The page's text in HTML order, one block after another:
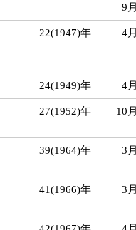
9月
22(1947)年 4月
24(1949)年 4月
27(1952)年 10月
39(1964)年 3月
41(1966)年 3月